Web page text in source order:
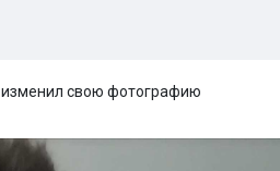
изменил свою фотографию